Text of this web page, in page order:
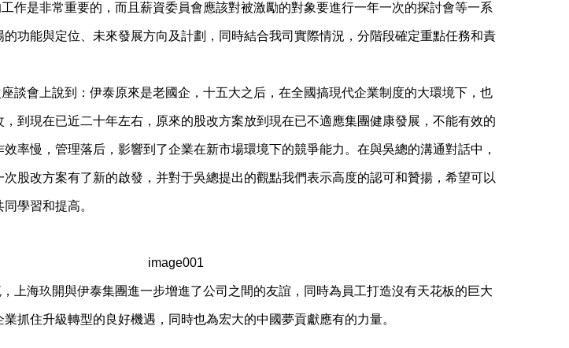
作是非常重要的，而且薪資委員會應該對被激勵的對象要進行一年一次的探討會等一系
功能與定位、未來發展方向及計劃，同時結合我司實際情況，分階段確定重點任務和責
談會上說到：伊泰原來是老國企，十五大之后，在全國搞現代企業制度的大環境下，也
到現在已近二十年左右，原來的股改方案放到現在已不適應集團健康發展，不能有效的
率慢，管理落后，影響到了企業在新市場環境下的競爭能力。在與吳總的溝通對話中，
股改方案有了新的啟發，并對于吳總提出的觀點我們表示高度的認可和贊揚，希望可以
學習和提高。
上海玖開與伊泰集團進一步增進了公司之間的友誼，同時為員工打造沒有天花板的巨大
抓住升級轉型的良好機遇，同時也為宏大的中國夢貢獻應有的力量。